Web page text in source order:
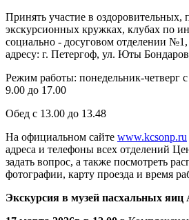
Принять участие в оздоровительных,
экскурсионных кружках, клубах по
социально - досуговом отделении
адресу: г. Петергоф, ул. Юты
Режим работы: понедельник-четверг
9.00 до 17.00
Обед с 13.00 до 13.48
На официальном сайте www.kcsonp.ru
адреса и телефоны всех отделений
задать вопрос, а также посмотреть
фотографии, карту проезда и время
Экскурсия в музей пасхальных яиц